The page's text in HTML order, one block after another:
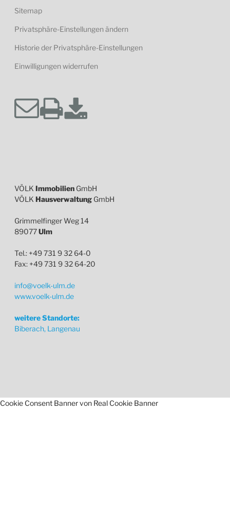
Sitemap
Privatsphäre-Einstellungen ändern
Historie der Privatsphäre-Einstellungen
Einwilligungen widerrufen
VÖLK Immobilien GmbH
VÖLK Hausverwaltung GmbH
Grimmelfinger Weg 14
89077Ulm
Tel.: +49 731 9 32 64-0
Fax: +49 731 9 32 64-20
info@voelk-ulm.de
www.voelk-ulm.de
weitere Standorte:
Biberach, Langenau
Cookie Consent Banner von Real Cookie Banner